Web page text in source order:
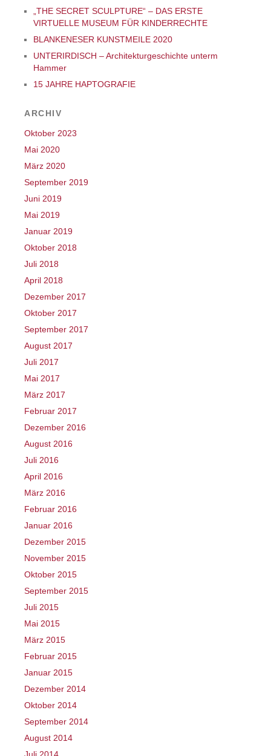
„THE SECRET SCULPTURE“ – DAS ERSTE
VIRTUELLE MUSEUM FÜR KINDERRECHTE
BLANKENESER KUNSTMEILE 2020
UNTERIRDISCH – Architekturgeschichte unterm
Hammer
15 JAHRE HAPTOGRAFIE
ARCHIV
Oktober 2023
Mai 2020
März 2020
September 2019
Juni 2019
Mai 2019
Januar 2019
Oktober 2018
Juli 2018
April 2018
Dezember 2017
Oktober 2017
September 2017
August 2017
Juli 2017
Mai 2017
März 2017
Februar 2017
Dezember 2016
August 2016
Juli 2016
April 2016
März 2016
Februar 2016
Januar 2016
Dezember 2015
November 2015
Oktober 2015
September 2015
Juli 2015
Mai 2015
März 2015
Februar 2015
Januar 2015
Dezember 2014
Oktober 2014
September 2014
August 2014